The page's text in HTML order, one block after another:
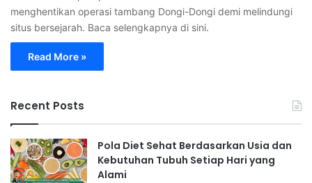
menghentikan operasi tambang Dongi-Dongi demi melindungi
situs bersejarah. Baca selengkapnya di sini.
Read More »
Recent Posts
Pola Diet Sehat Berdasarkan Usia dan
Kebutuhan Tubuh Setiap Hari yang
Alami